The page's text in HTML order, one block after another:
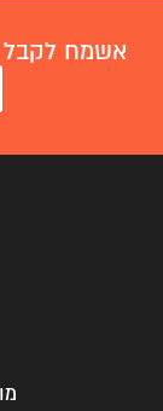
אשמח לקבל